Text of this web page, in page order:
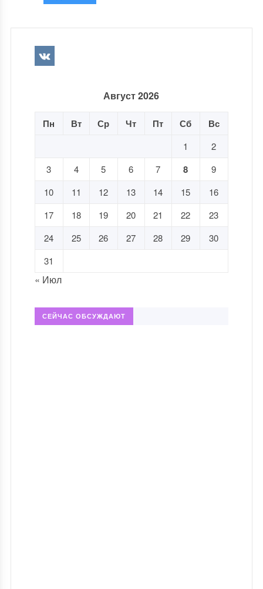
Август 2026
Пн Вт Ср Чт Пт Сб Вс
1
2
3
4 5 6 7 8
9
10
11 12 13 14 15
16
17
18 19 20 21 22
23
24
25 26 27 28 29
30
31
« Июл
СЕЙЧАС ОБСУЖДАЮТ